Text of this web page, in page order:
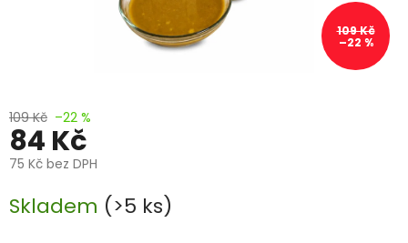
109 Kč
–22 %
109 Kč –22 %
84 Kč
75 Kč bez DPH
cena:
Skladem (>5 ks)